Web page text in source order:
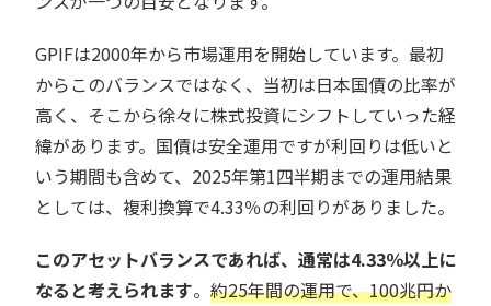
GPIFは2000年から市場運用を開始しています。最初
からこのバランスではなく、当初は日本国債の比率が
高く、そこから徐々に株式投資にシフトしていった経
緯があります。国債は安全運用ですが利回りは低いと
いう期間も含めて、2025年第1四半期までの運用結果
としては、複利換算で4.33％の利回りがありました。
このアセットバランスであれば、通常は4.33％以上に
なると考えられます。 約25年間の運用で、100兆円か